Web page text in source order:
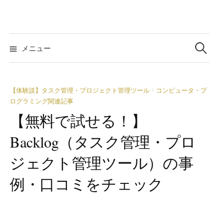
メニュー
検
索:
【体験談】タスク管理・プロジェクト管理ツール / コンピュータ・プ
ログラミング関連記事
【無料で試せる！】
Backlog（タスク管理・プロ
ジェクト管理ツール）の事
例・口コミをチェック